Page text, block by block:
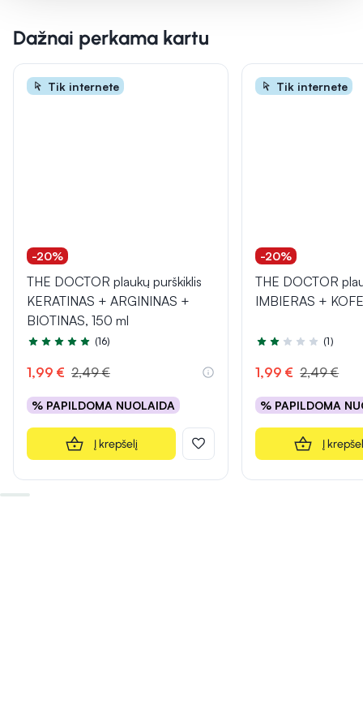
Dažnai perkama kartu
Tik internete
-20%
THE DOCTOR plaukų purškiklis
KERATINAS + ARGININAS +
BIOTINAS, 150 ml
Įvertinimas 4.7 iš 5
(16)
1,99 € 2,49 €
% PAPILDOMA NUOLAIDA
Į krepšelį
Tik internete
-20%
THE DOCTOR
IMBIERAS +
Įvertinimas 2.0 iš 5
(1)
1,99 € 2,49 €
% PAPILDOMA
Į